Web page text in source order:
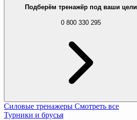
Подберём тренажёр под ваши цели
0 800 330 295
Силовые тренажеры Смотреть все
Турники и брусья